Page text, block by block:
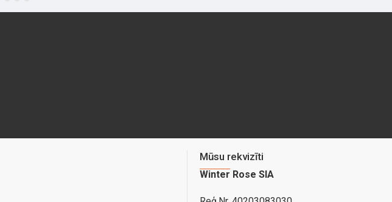
Mūsu rekvizīti
Winter Rose SIA